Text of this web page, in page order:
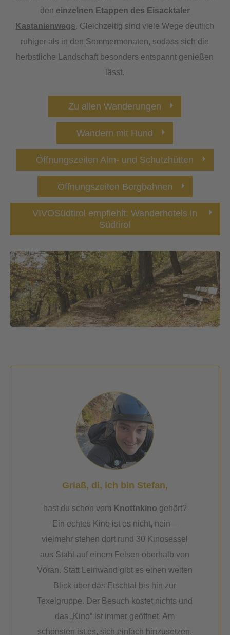
den einzelnen Etappen des Eisacktaler
Kastanienwegs. Gleichzeitig sind viele Wege deutlich
ruhiger als in den Sommermonaten, sodass sich die
herbstliche Landschaft besonders entspannt genießen
lässt.
Zu allen Wanderungen
Wandern mit Hund
Öffnungszeiten Alm- und Schutzhütten
Öffnungszeiten Bergbahnen
VIVOSüdtirol empfiehlt: Wanderhotels in
Südtirol
Griaß, di, ich bin Stefan,
hast du schon vom Knottnkino gehört?
Ein echtes Kino ist es nicht, nein –
vielmehr stehen dort rund 30 Kinosessel
aus Stahl auf einem Felsen oberhalb von
Vöran. Statt Leinwand gibt es einen weiten
Blick über das Etschtal bis hin zur
Texelgruppe. Der Besuch kostet nichts und
das „Kino“ ist immer geöffnet. Am
schönsten ist es, sich einfach hinzusetzen,